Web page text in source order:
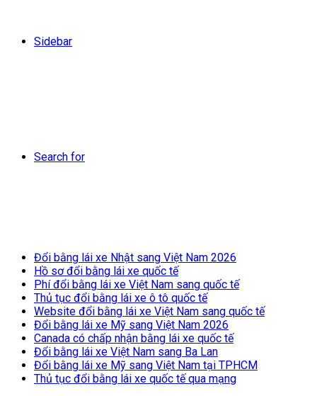
Sidebar
Search for
Đổi bằng lái xe Nhật sang Việt Nam 2026
Hồ sơ đổi bằng lái xe quốc tế
Phí đổi bằng lái xe Việt Nam sang quốc tế
Thủ tục đổi bằng lái xe ô tô quốc tế
Website đổi bằng lái xe Việt Nam sang quốc tế
Đổi bằng lái xe Mỹ sang Việt Nam 2026
Canada có chấp nhận bằng lái xe quốc tế
Đổi bằng lái xe Việt Nam sang Ba Lan
Đổi bằng lái xe Mỹ sang Việt Nam tại TPHCM
Thủ tục đổi bằng lái xe quốc tế qua mạng